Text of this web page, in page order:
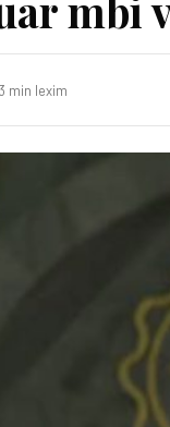
3 min lexim